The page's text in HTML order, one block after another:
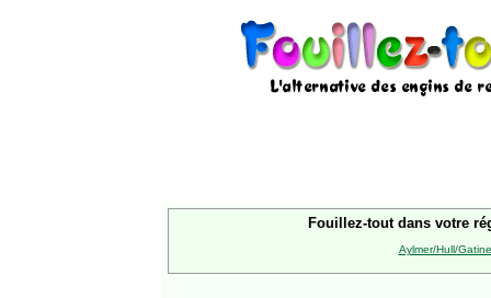
Fouillez-tout dans votre
Aylmer/Hull/